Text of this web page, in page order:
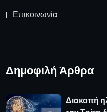
Επικοινωνία
Δημοφιλή Άρθρα
Διακοπή